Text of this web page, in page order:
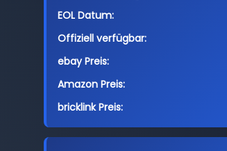
EOL Datum:
Offiziell verfügbar:
ebay Preis:
Amazon Preis:
bricklink Preis: